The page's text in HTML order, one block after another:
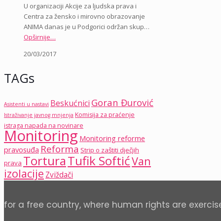
U organizaciji Akcije za ljudska prava i
Centra za žensko i mirovno obrazovanje
ANIMA danas je u Podgorici održan skup…
Opširnije…
20/03/2017
TAGs
Asistenti u nastavi Beskućnici Goran Đurović
Istraživanje javnog mnjenja Komisija za praćenje
istraga napada na novinare
Monitoring Monitoring reforme
pravosuđa Reforma Strip o zaštiti dječjih
prava TorturaTufik SoftićVan
izolacije Zviždači
for a free country, where human rights are